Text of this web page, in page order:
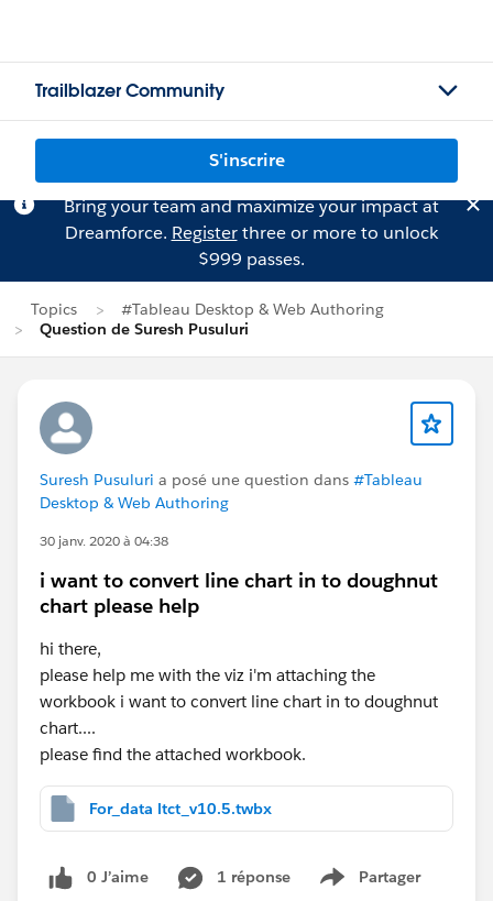
Trailblazer Community
S'inscrire
Bring your team and maximize your impact at
Dreamforce. Registerthree or more to unlock
$999 passes.
Topics
#Tableau Desktop & Web Authoring
Question de Suresh Pusuluri
Suresh Pusuluri a posé une question dans #Tableau
Desktop & Web Authoring
30 janv. 2020 à 04:38
i want to convert line chart in to doughnut
chart please help
hi there,
please help me with the viz i'm attaching the
workbook i want to convert line chart in to doughnut
chart....
please find the attached workbook.
For_data ltct_v10.5.twbx
0 J’aime 1 réponse Partager
Show menu